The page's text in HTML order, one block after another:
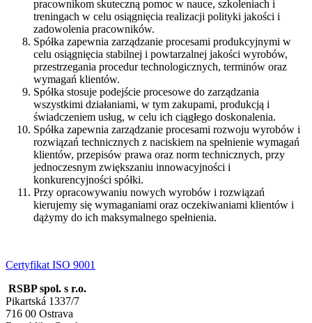
pracownikom skuteczną pomoc w nauce, szkoleniach i
treningach w celu osiągnięcia realizacji polityki jakości i
zadowolenia pracowników.
Spółka zapewnia zarządzanie procesami produkcyjnymi w
celu osiągnięcia stabilnej i powtarzalnej jakości wyrobów,
przestrzegania procedur technologicznych, terminów oraz
wymagań klientów.
Spółka stosuje podejście procesowe do zarządzania
wszystkimi działaniami, w tym zakupami, produkcją i
świadczeniem usług, w celu ich ciągłego doskonalenia.
Spółka zapewnia zarządzanie procesami rozwoju wyrobów i
rozwiązań technicznych z naciskiem na spełnienie wymagań
klientów, przepisów prawa oraz norm technicznych, przy
jednoczesnym zwiększaniu innowacyjności i
konkurencyjności spółki.
Przy opracowywaniu nowych wyrobów i rozwiązań
kierujemy się wymaganiami oraz oczekiwaniami klientów i
dążymy do ich maksymalnego spełnienia.
Certyfikat ISO 9001
RSBP spol. s r.o.
Pikartská 1337/7
716 00 Ostrava